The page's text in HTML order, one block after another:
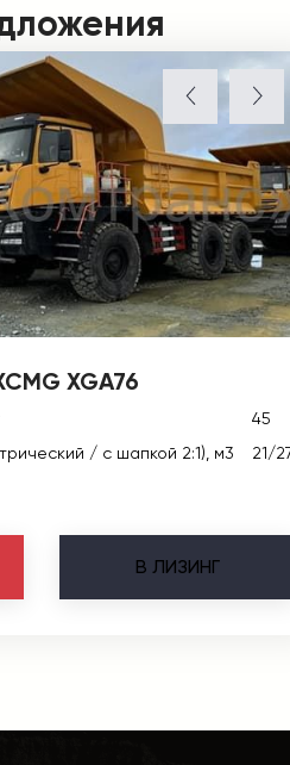
XGA76
45
/ с шапкой 2:1), м3
21/
В ЛИЗИНГ